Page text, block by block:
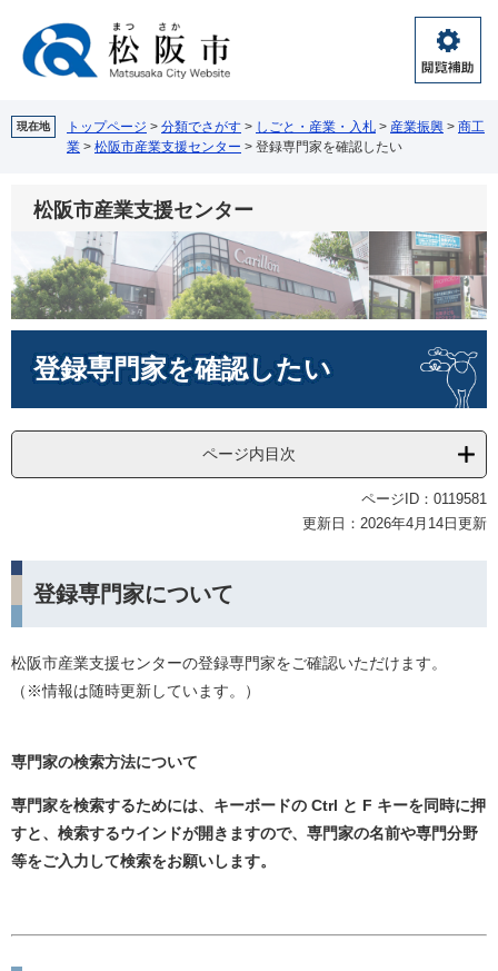
閲
覧
助
現在地 トップページ > 分類でさがす > しごと・産業・入札 > 産業振興 > 商工
業 > 松阪市産業支援センター > 登録専門家を確認したい
松阪市産業支援センター
登録専門家を確認したい
ページ内目次
ページID：0119581
更新日：2026年4月14日更新
登録専門家について
松阪市産業支援センターの登録専門家をご確認いただけます。
（※情報は随時更新しています。）
専門家の検索方法について
専門家を検索するためには、キーボードの Ctrl と F キーを同時に押
すと、検索するウインドが開きますので、専門家の名前や専門分野
等をご入力して検索をお願いします。